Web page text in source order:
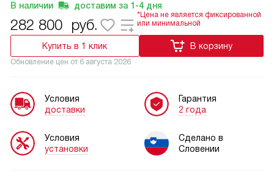
В наличии доставим за 1-4 дня
282 800 руб.
*Цена не является фиксированной
или минимальной
Купить в 1 клик В корзину
Обновление цен от 6 августа 2026
Условия
доставки
Условия
установки
Гарантия
2 года
Сделано в
Словении